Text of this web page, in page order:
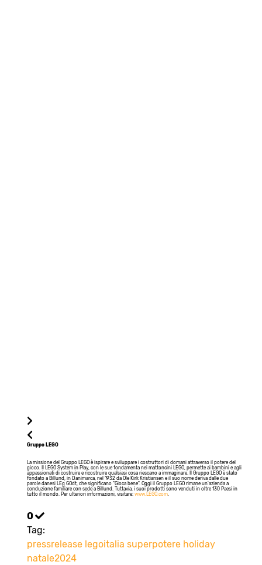
Gruppo LEGO
La missione del Gruppo LEGO è ispirare e sviluppare i costruttori di domani attraverso il potere del
gioco. Il LEGO System in Play, con le sue fondamenta nei mattoncini LEGO, permette ai bambini e agli
appassionati di costruire e ricostruire qualsiasi cosa riescano a immaginare. Il Gruppo LEGO è stato
fondato a Billund, in Danimarca, nel 1932 da Ole Kirk Kristiansen e il suo nome deriva dalle due
parole danesi LEg GOdt, che significano "Gioca bene". Oggi il Gruppo LEGO rimane un'azienda a
conduzione familiare con sede a Billund. Tuttavia, i suoi prodotti sono venduti in oltre 130 Paesi in
tutto il mondo. Per ulteriori informazioni, visitare: www.LEGO.com.
0
Tag:
pressrelease legoitalia superpotere holiday
natale2024